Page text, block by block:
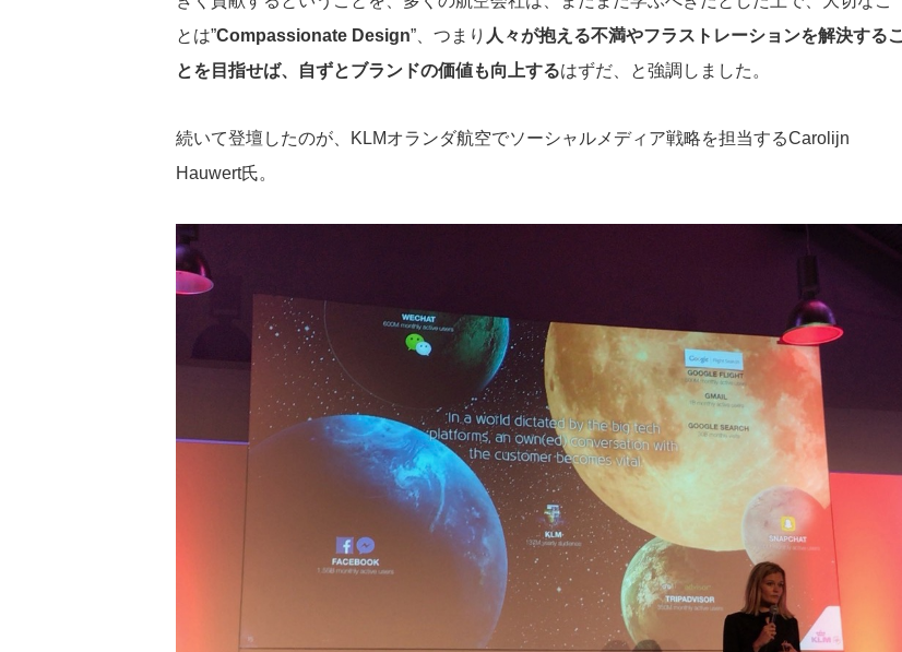
とは”Compassionate Design”、つまり 人々が抱える不満やフラストレーションを解決するこ
とを目指せば、自ずとブランドの価値も向上するはずだ、と強調しました。
続いて登壇したのが、KLMオランダ航空でソーシャルメディア戦略を担当するCarolijn
Hauwert氏。